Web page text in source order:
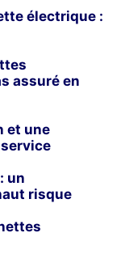
électrique :
assuré en
et une
un
risque